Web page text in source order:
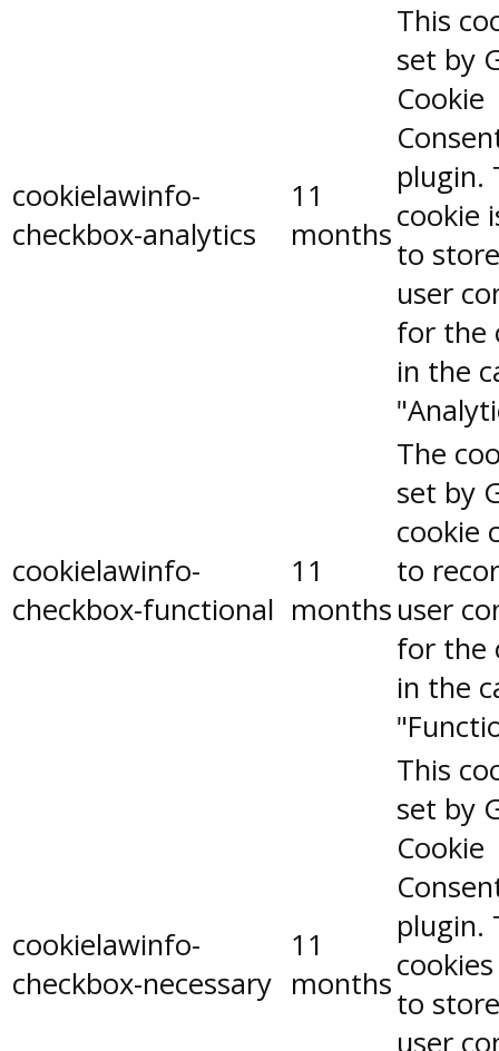
cookielawinfo-
checkbox-analytics
11
months
This
set by
Cookie
plugin.
cookie
to
user
for the
in the
cookielawinfo-
checkbox-functional
11
months
The
set by
cookie
to
user
for the
in the
cookielawinfo-
checkbox-necessary
11
months
This
set by
Cookie
plugin.
to
user